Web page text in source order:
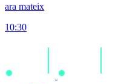
ara mateix
10:30